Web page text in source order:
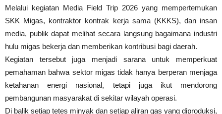
Melalui kegiatan Media Field Trip 2026 yang mempertemukan
SKK Migas, kontraktor kontrak kerja sama (KKKS), dan insan
media, publik dapat melihat secara langsung bagaimana industri
hulu migas bekerja dan memberikan kontribusi bagi daerah.
Kegiatan tersebut juga menjadi sarana untuk memperkuat
pemahaman bahwa sektor migas tidak hanya berperan menjaga
ketahanan energi nasional, tetapi juga ikut mendorong
pembangunan masyarakat di sekitar wilayah operasi.
Di balik setiap tetes minyak dan setiap aliran gas yang diproduksi,